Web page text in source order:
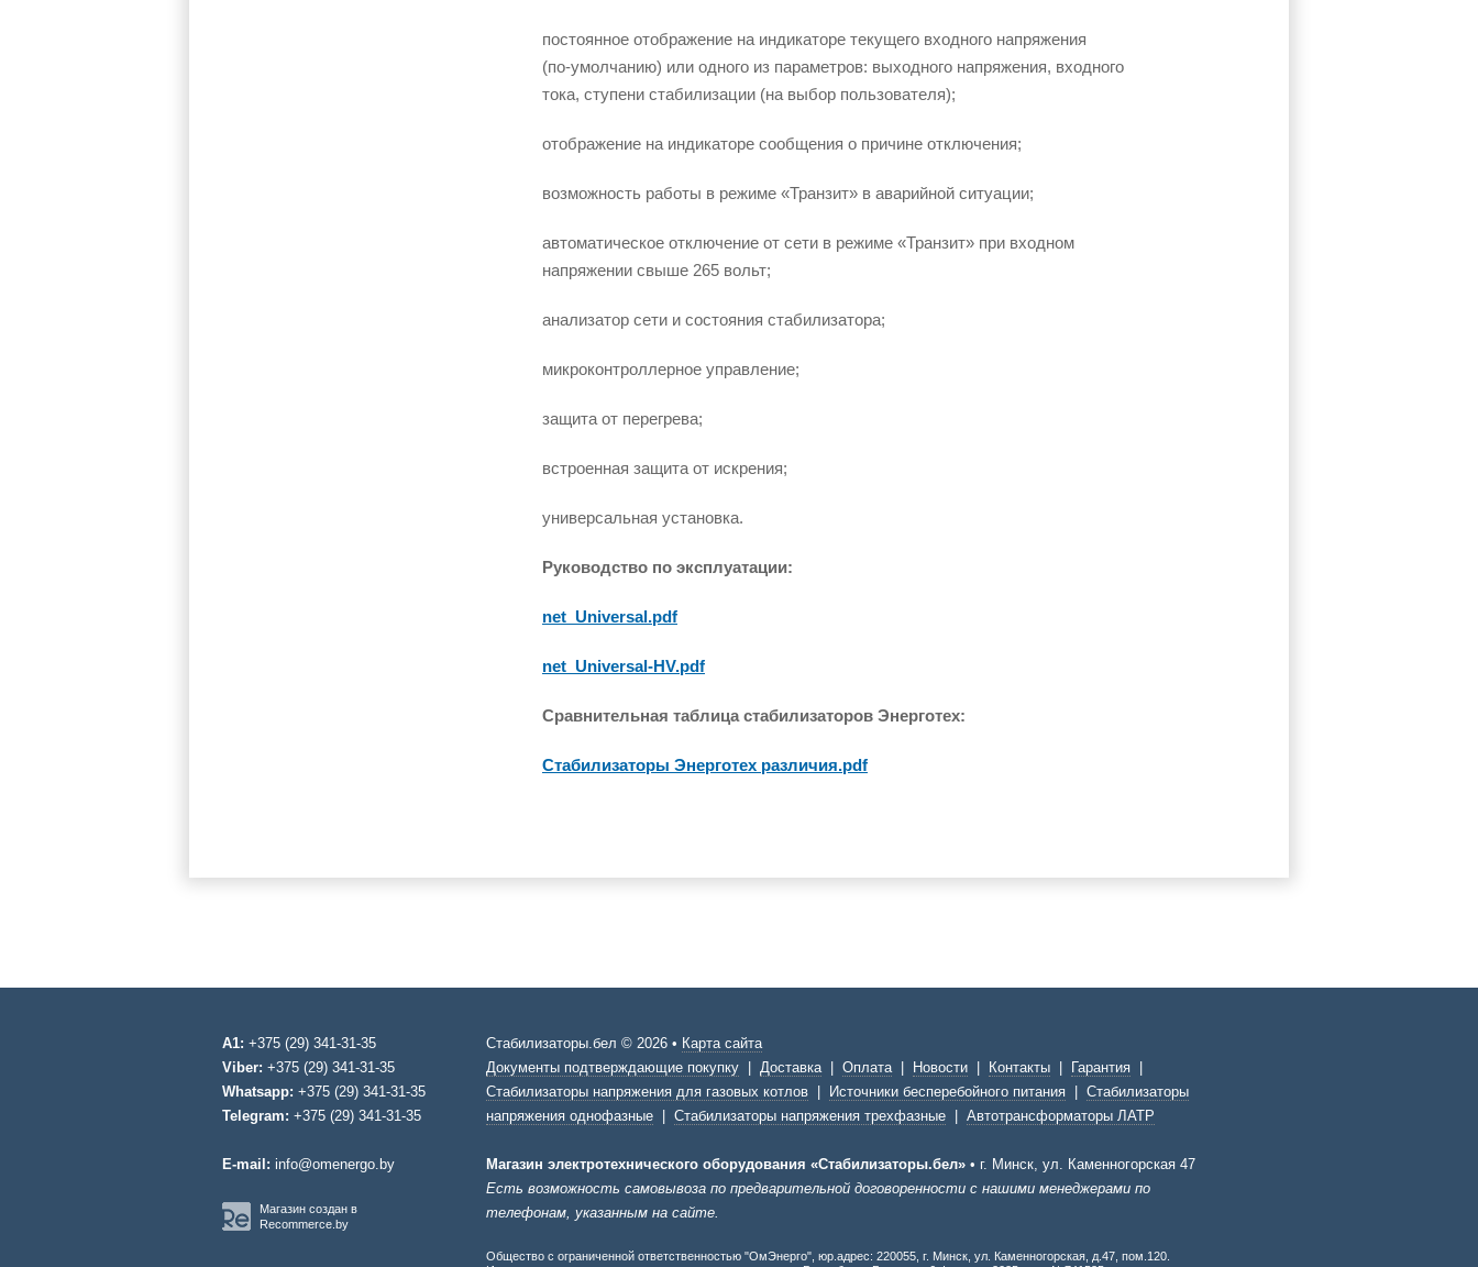
постоянное отображение на индикаторе текущего входного напряжения
(по-умолчанию) или одного из параметров: выходного напряжения, входного
тока, ступени стабилизации (на выбор пользователя);
отображение на индикаторе сообщения о причине отключения;
возможность работы в режиме «Транзит» в аварийной ситуации;
автоматическое отключение от сети в режиме «Транзит» при входном
напряжении свыше 265 вольт;
анализатор сети и состояния стабилизатора;
микроконтроллерное управление;
защита от перегрева;
встроенная защита от искрения;
универсальная установка.
Руководство по эксплуатации:
net_Universal.pdf
net_Universal-HV.pdf
Сравнительная таблица стабилизаторов Энерготех:
Стабилизаторы Энерготех различия.pdf
A1: +375 (29) 341-31-35
Viber: +375 (29) 341-31-35
Whatsapp: +375 (29) 341-31-35
Telegram: +375 (29) 341-31-35
E-mail: info@omenergo.by
Магазин создан в
Recommerce.by
Стабилизаторы.бел © 2026 • Карта сайта
Документы подтверждающие покупку
Доставка| Оплата| Новости Контакты Гарантия
Стабилизаторы напряжения для газовых котлов
Источники бесперебойного питания
Стабилизаторы
напряжения однофазные
Стабилизаторы напряжения трехфазные Автотрансформаторы ЛАТР
Магазин электротехнического оборудования «Стабилизаторы.бел» • г. Минск, ул. Каменногорская 47
Есть возможность самовывоза по предварительной договоренности с нашими менеджерами по
телефонам, указанным на сайте.
Общество с ограниченной ответственностью "ОмЭнерго", юр.адрес: 220055, г. Минск, ул. Каменногорская, д.47, пом.120.